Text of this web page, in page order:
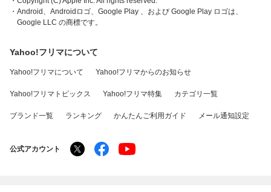
・Android、Androidロゴ、Google Play 、および Google Play ロゴは、
Google LLC の商標です。
Yahoo!フリマについて
Yahoo!フリマについて Yahoo!フリマからのお知らせ
Yahoo!フリマトピックス Yahoo!フリマ特集 カテゴリ一覧
ブランド一覧 ランキング かんたんご利用ガイド メール通知設定
公式アカウント